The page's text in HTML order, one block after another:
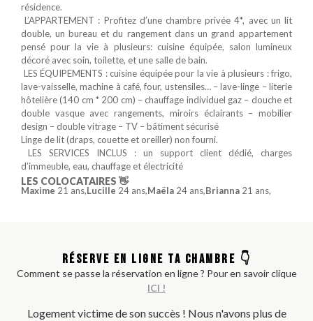
résidence.
‍‍‍‍‍‍‍‍ L’APPARTEMENT : Profitez d’une chambre privée 4*, avec un lit
double, un bureau et du rangement dans un grand appartement
pensé pour la vie à plusieurs: cuisine équipée, salon lumineux
décoré avec soin, toilette, et une salle de bain.
️️ LES ÉQUIPEMENTS : cuisine équipée pour la vie à plusieurs : frigo,
lave-vaisselle, machine à café, four, ustensiles… – lave-linge – literie
hôtelière (140 cm * 200 cm) – chauffage individuel gaz – douche et
double vasque avec rangements, miroirs éclairants – mobilier
design – double vitrage – TV – bâtiment sécurisé
Linge de lit (draps, couette et oreiller) non fourni.
️ LES SERVICES INCLUS : un support client dédié, charges
d’immeuble, eau, chauffage et électricité
LES COLOCATAIRES 👋
Maxime 21 ans,Lucille 24 ans,Maëla 24 ans,Brianna 21 ans,
RÉSERVE EN LIGNE TA CHAMBRE 👇
Comment se passe la réservation en ligne ? Pour en savoir clique
ICI !
Logement victime de son succès ! Nous n'avons plus de